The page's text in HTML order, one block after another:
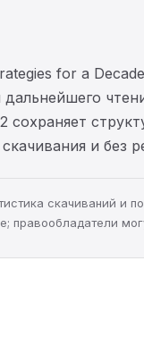
for a
дальнейшего
и без
скачиваний
правообладатели